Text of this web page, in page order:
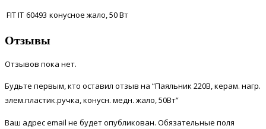
FIT IT 60493 конусное жало, 50 Вт
Отзывы
Отзывов пока нет.
Будьте первым, кто оставил отзыв на “Паяльник 220В, керам. нагр.
элем.пластик.ручка, конусн. медн. жало, 50Вт”
Ваш адрес email не будет опубликован. Обязательные поля